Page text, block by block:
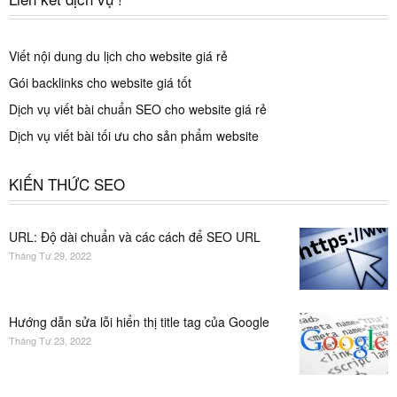
Viết nội dung du lịch cho website giá rẻ
Gói backlinks cho website giá tốt
Dịch vụ viết bài chuẩn SEO cho website giá rẻ
Dịch vụ viết bài tối ưu cho sản phẩm website
KIẾN THỨC SEO
URL: Độ dài chuẩn và các cách để SEO URL
Tháng Tư 29, 2022
Hướng dẫn sửa lỗi hiển thị title tag của Google
Tháng Tư 23, 2022